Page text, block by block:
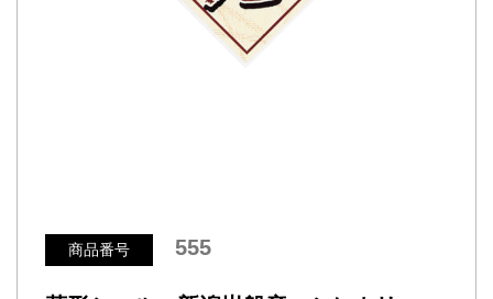
商品番号 555